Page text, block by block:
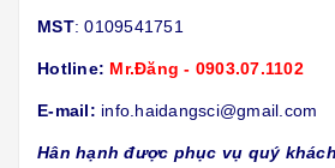
MST: 0109541751
Hotline: Mr.Đăng - 0903.07.1102
E-mail: info.haidangsci@gmail.com
Hân hạnh được phục vụ quý